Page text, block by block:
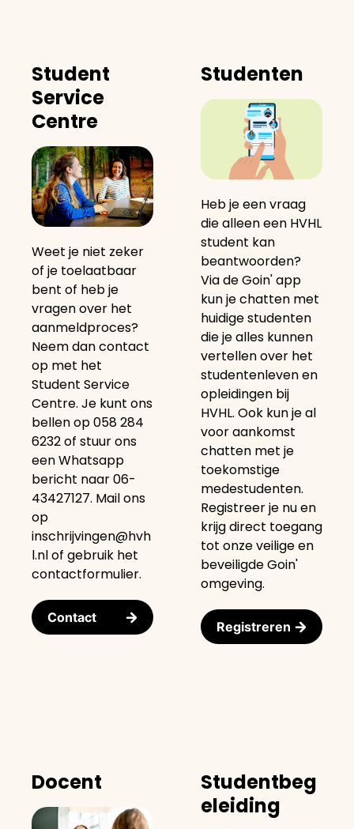
Student
Service
Centre
Weet je niet zeker
of je toelaatbaar
bent of heb je
vragen over het
aanmeldproces?
Neem dan contact
op met het
Student Service
Centre. Je kunt ons
bellen op 058 284
6232 of stuur ons
een Whatsapp
bericht naar 06-
43427127. Mail ons
op
inschrijvingen@hvh
l.nl of gebruik het
contactformulier.
Contact
Studenten
Heb je een vraag
die alleen een HVHL
student kan
beantwoorden?
Via de Goin' app
kun je chatten met
huidige studenten
die je alles kunnen
vertellen over het
studentenleven en
opleidingen bij
HVHL. Ook kun je al
voor aankomst
chatten met je
toekomstige
medestudenten.
Registreer je nu en
krijg direct toegang
tot onze veilige en
beveiligde Goin'
omgeving.
Registreren
Docent
Studentbeg
eleiding